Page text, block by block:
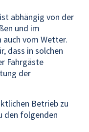
abhängig von der
und im
vom Wetter.
dass in solchen
Fahrgäste
der
Betrieb zu
den folgenden